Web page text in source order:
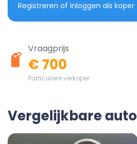
Registreren of inloggen als koper
Vraagprijs
€ 700
Particuliere verkoper
Vergelijkbare auto